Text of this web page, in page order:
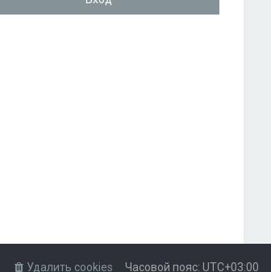
Часовой пояс: UTC+03:00
Удалить cookies